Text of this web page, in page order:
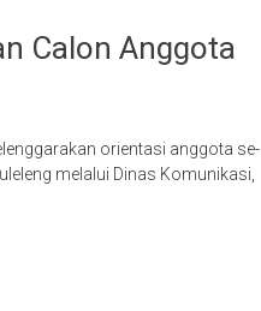
Calon Anggota
orientasi anggota se-
melalui Dinas Komunikasi,